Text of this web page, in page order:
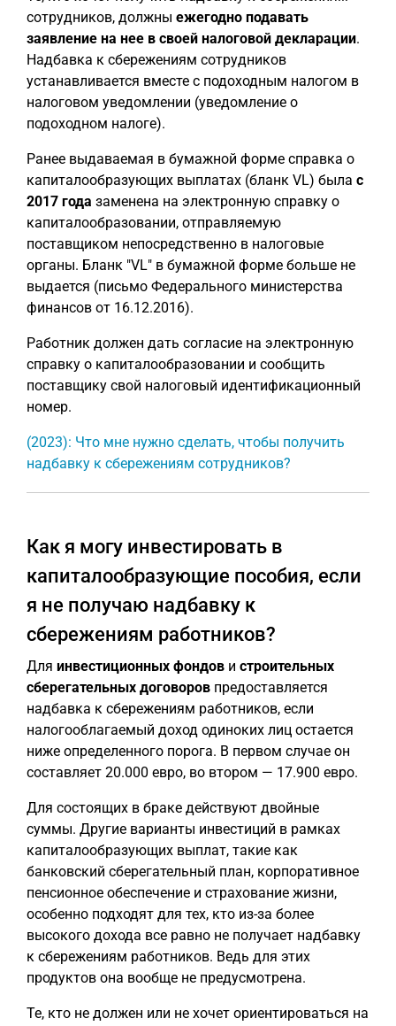
сотрудников, должны ежегодно подавать
заявление на нее в своей налоговой декларации.
Надбавка к сбережениям сотрудников
устанавливается вместе с подоходным налогом в
налоговом уведомлении (уведомление о
подоходном налоге).
Ранее выдаваемая в бумажной форме справка о
капиталообразующих выплатах (бланк VL) была с
2017 года заменена на электронную справку о
капиталообразовании, отправляемую
поставщиком непосредственно в налоговые
органы. Бланк "VL" в бумажной форме больше не
выдается (письмо Федерального министерства
финансов от 16.12.2016).
Работник должен дать согласие на электронную
справку о капиталообразовании и сообщить
поставщику свой налоговый идентификационный
номер.
(2023): Что мне нужно сделать, чтобы получить
надбавку к сбережениям сотрудников?
Как я могу инвестировать в
капиталообразующие пособия, если
я не получаю надбавку к
сбережениям работников?
Для инвестиционных фондов и строительных
сберегательных договоров предоставляется
надбавка к сбережениям работников, если
налогооблагаемый доход одиноких лиц остается
ниже определенного порога. В первом случае он
составляет 20.000 евро, во втором — 17.900 евро.
Для состоящих в браке действуют двойные
суммы. Другие варианты инвестиций в рамках
капиталообразующих выплат, такие как
банковский сберегательный план, корпоративное
пенсионное обеспечение и страхование жизни,
особенно подходят для тех, кто из-за более
высокого дохода все равно не получает надбавку
к сбережениям работников. Ведь для этих
продуктов она вообще не предусмотрена.
Те, кто не должен или не хочет ориентироваться на